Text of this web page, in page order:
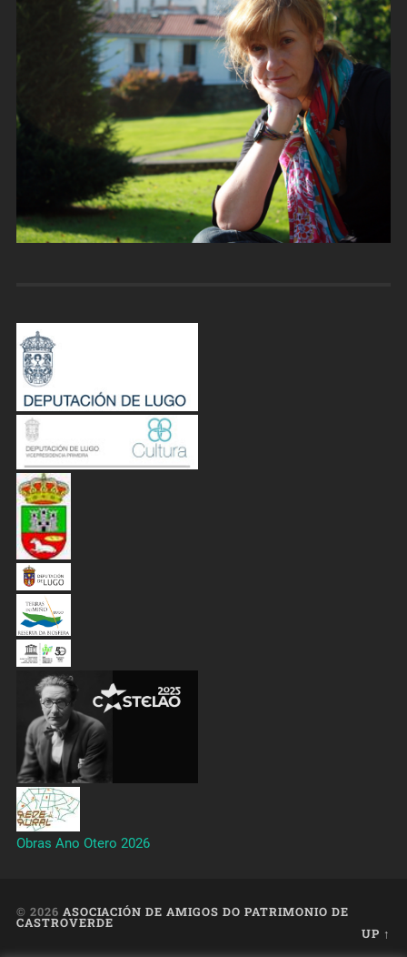
Obras Ano Otero 2026
© 2026 ASOCIACIÓN DE AMIGOS DO PATRIMONIO DE
CASTROVERDE
UP ↑